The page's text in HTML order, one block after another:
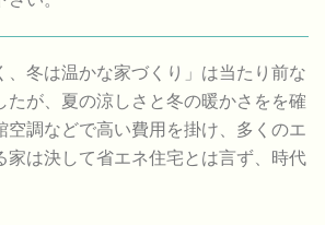
、冬は温かな家づくり」は当たり前な
たが、夏の涼しさと冬の暖かさをを確
空調などで高い費用を掛け、多くのエ
家は決して省エネ住宅とは言ず、時代